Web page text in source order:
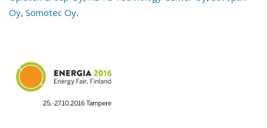
Oy, Somotec Oy.